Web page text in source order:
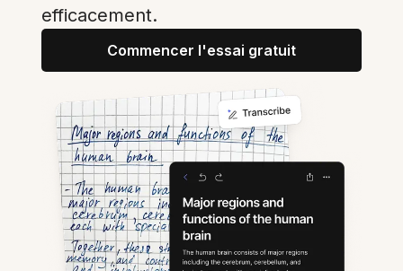
efficacement.
Commencer l'essai gratuit